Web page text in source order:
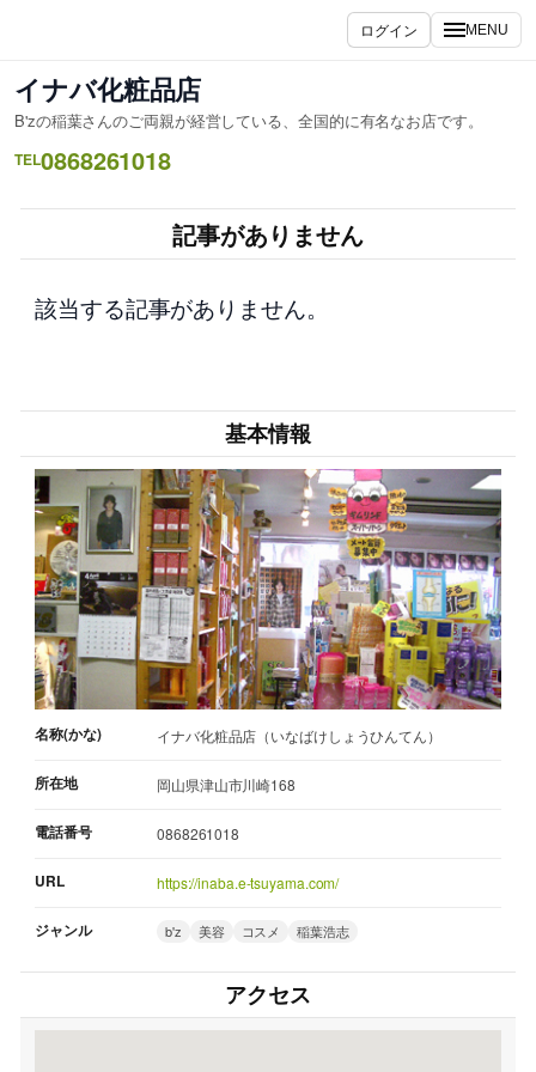
ス
キ
ッ
ログイン MENU
イナバ化粧品店
B'zの稲葉さんのご両親が経営している、全国的に有名なお店です。
TEL0868261018
記事がありません
該当する記事がありません。
基本情報
名称(かな) イナバ化粧品店（いなばけしょうひんてん）
所在地 岡山県津山市川崎168
電話番号 0868261018
URL https://inaba.e-tsuyama.com/
ジャンル b'z 美容 コスメ 稲葉浩志
アクセス